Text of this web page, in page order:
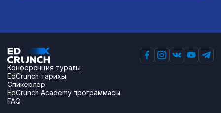
Конференция туралы
EdCrunch тарихы
Спикерлер
EdCrunch Academy программасы
FAQ